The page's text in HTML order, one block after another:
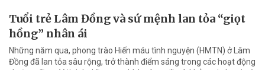
Tuổi trẻ Lâm Đồng và sứ mệnh lan tỏa “giọt
hồng” nhân ái
Những năm qua, phong trào Hiến máu tình nguyện (HMTN) ở Lâm
Đồng đã lan tỏa sâu rộng, trở thành điểm sáng trong các hoạt động